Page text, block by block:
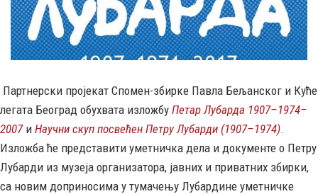
Партнерски пројекат Спомен-збирке Павла Бељанског и Куће
легата Београд обухвата изложбу Петар Лубарда 1907–1974–
2007и Научни скуп посвећен Петру Лубарди (1907–1974).
Изложба ће представити уметничка дела и документе о Петру
Лубарди из музеја организатора, јавних и приватних збирки,
са новим доприносима у тумачењу Лубардине уметничке